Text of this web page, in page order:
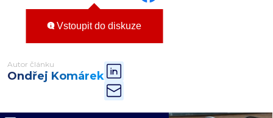
Vstoupit do diskuze
Autor článku
Ondřej Komárek